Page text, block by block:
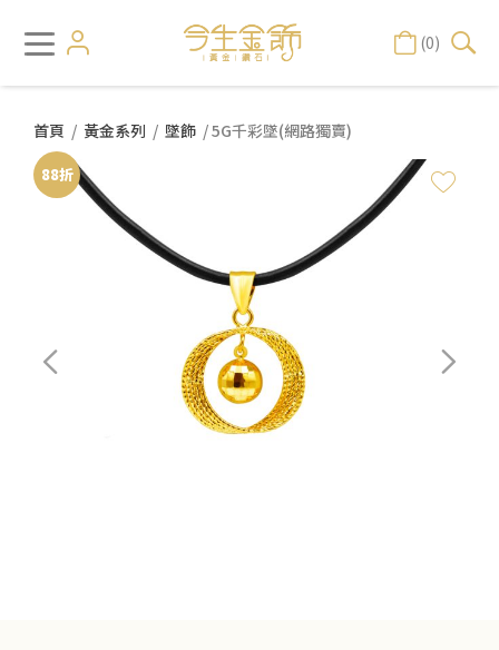
(0)
首頁 / 黃金系列 / 墜飾 / 5G千彩墜(網路獨賣)
88折